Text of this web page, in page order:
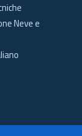
Neve e